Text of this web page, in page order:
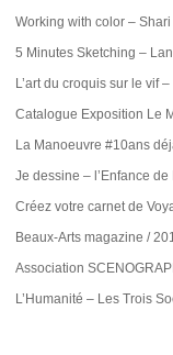
Working with color –
5 Minutes Sketching –
L’art du croquis sur le vif
Catalogue Exposition Le
La Manoeuvre #10ans
Je dessine – l’Enfance de
Créez votre carnet de
Beaux-Arts magazine /
Association
L’Humanité – Les Trois